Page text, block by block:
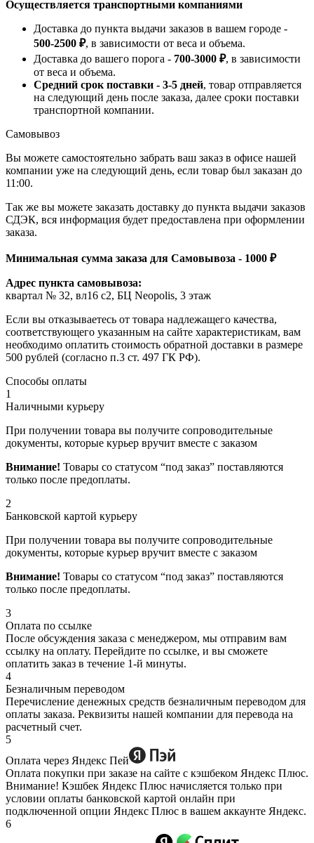
Осуществляется транспортными компаниями
Доставка до пункта выдачи заказов в вашем городе -
500-2500 ₽, в зависимости от веса и объема.
Доставка до вашего порога - 700-3000 ₽, в зависимости
от веса и объема.
Средний срок поставки - 3-5 дней, товар отправляется
на следующий день после заказа, далее сроки поставки
транспортной компании.
Самовывоз
Вы можете самостоятельно забрать ваш заказ в офисе нашей
компании уже на следующий день, если товар был заказан до
11:00.
Так же вы можете заказать доставку до пункта выдачи заказов
СДЭК, вся информация будет предоставлена при оформлении
заказа.
Минимальная сумма заказа для Самовывоза - 1000 ₽
Адрес пункта самовывоза:
квартал № 32, вл16 с2, БЦ Neopolis, 3 этаж
Если вы отказываетесь от товара надлежащего качества,
соответствующего указанным на сайте характеристикам, вам
необходимо оплатить стоимость обратной доставки в размере
500 рублей (согласно п.3 ст. 497 ГК РФ).
Способы оплаты
1
Наличными курьеру
При получении товара вы получите сопроводительные
документы, которые курьер вручит вместе с заказом
Внимание! Товары со статусом “под заказ” поставляются
только после предоплаты.
2
Банковской картой курьеру
При получении товара вы получите сопроводительные
документы, которые курьер вручит вместе с заказом
Внимание! Товары со статусом “под заказ” поставляются
только после предоплаты.
3
Оплата по ссылке
После обсуждения заказа с менеджером, мы отправим вам
ссылку на оплату. Перейдите по ссылке, и вы сможете
оплатить заказ в течение 1-й минуты.
4
Безналичным переводом
Перечисление денежных средств безналичным переводом для
оплаты заказа. Реквизиты нашей компании для перевода на
расчетный счет.
5
Оплата через Яндекс Пей
Оплата покупки при заказе на сайте с кэшбеком Яндекс Плюс.
Внимание! Кэшбек Яндекс Плюс начисляется только при
условии оплаты банковской картой онлайн при
подключенной опции Яндекс Плюс в вашем аккаунте Яндекс.
6